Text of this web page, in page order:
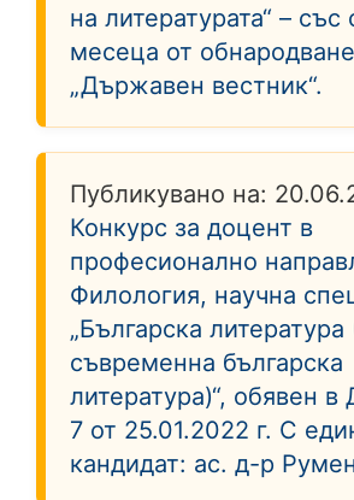
на литературата“ – със
месеца от
„Държавен вестник“.
Публикувано на:
Конкурс за доцент в
професионално
Филология, научна
„Българска
съвременна българска
литература)“, обявен
7 от 25.01.2022 г. С
кандидат: ас. д-р